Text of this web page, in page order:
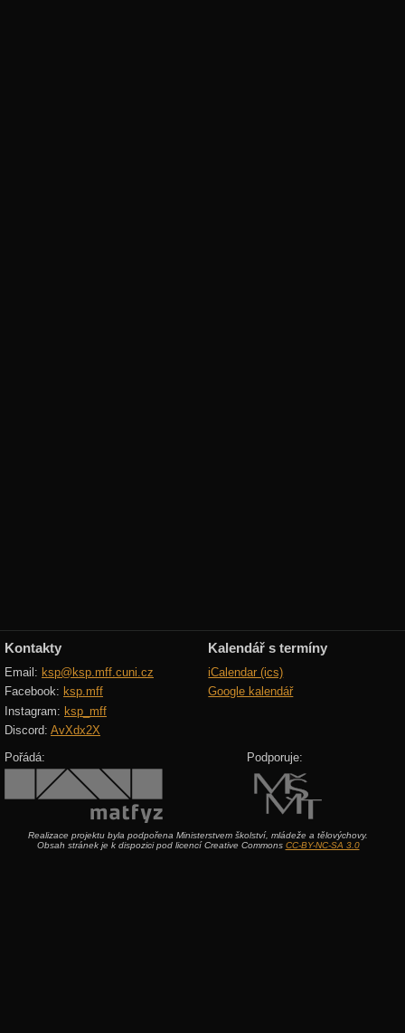
Kontakty
Email: ksp@ksp.mff.cuni.cz
Facebook: ksp.mff
Instagram: ksp_mff
Discord: AvXdx2X
Kalendář s termíny
iCalendar (ics)
Google kalendář
Pořádá: Podporuje:
Realizace projektu byla podpořena Ministerstvem školství, mládeže a tělovýchovy.
Obsah stránek je k dispozici pod licencí Creative Commons CC-BY-NC-SA 3.0